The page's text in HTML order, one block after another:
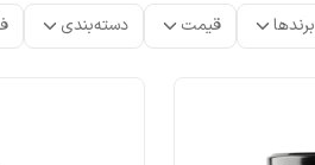
برندها قیمت دسته‌بندی